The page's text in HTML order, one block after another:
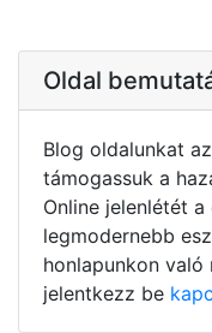
Oldal
Blog oldalunkat
támogassuk a
Online jelenlétét
legmodernebb
honlapunkon való
jelentkezz be